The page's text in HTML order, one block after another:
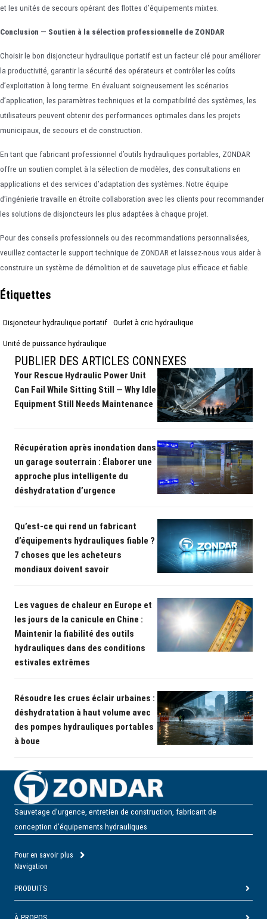
et les unités de secours opérant des flottes d’équipements mixtes.
Conclusion — Soutien à la sélection professionnelle de ZONDAR
Choisir le bon disjoncteur hydraulique portatif est un facteur clé pour améliorer
la productivité, garantir la sécurité des opérateurs et contrôler les coûts
d’exploitation à long terme. En évaluant soigneusement les scénarios
d’application, les paramètres techniques et la compatibilité des systèmes, les
utilisateurs peuvent obtenir des performances optimales dans les projets
municipaux, de secours et de construction.
En tant que fabricant professionnel d’outils hydrauliques portables, ZONDAR
offre un soutien complet à la sélection de modèles, des consultations en
applications et des services d’adaptation des systèmes. Notre équipe
d’ingénierie travaille en étroite collaboration avec les clients pour recommander
les solutions de disjoncteurs les plus adaptées à chaque projet.
Pour des conseils professionnels ou des recommandations personnalisées,
veuillez contacter le support technique de ZONDAR et laissez-nous vous aider à
construire un système de démolition et de sauvetage plus efficace et fiable.
Étiquettes
Disjoncteur hydraulique portatif Ourlet à cric hydraulique
Unité de puissance hydraulique
PUBLIER DES ARTICLES CONNEXES
Your Rescue Hydraulic Power Unit
Can Fail While Sitting Still — Why Idle
Equipment Still Needs Maintenance
Récupération après inondation dans
un garage souterrain : Élaborer une
approche plus intelligente du
déshydratation d’urgence
Qu’est-ce qui rend un fabricant
d’équipements hydrauliques fiable ?
7 choses que les acheteurs
mondiaux doivent savoir
Les vagues de chaleur en Europe et
les jours de la canicule en Chine :
Maintenir la fiabilité des outils
hydrauliques dans des conditions
estivales extrêmes
Résoudre les crues éclair urbaines :
déshydratation à haut volume avec
des pompes hydrauliques portables
à boue
Sauvetage d’urgence, entretien de construction, fabricant de
conception d’équipements hydrauliques
Pour en savoir plus
Navigation
PRODUITS